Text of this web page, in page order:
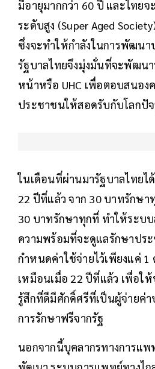
มีอายุมากกว่า 60 ปี และไทยจ
ระดับสูง (Super Aged
ซึ่งจะทำให้กำลังในการพัฒนา
รัฐบาลไทยจึงมุ่งมั่นที่จะพัฒน
หน้าหรือ UHC เพื่อตอบสนอง
ประชาชนให้สอดรับกับโลกปั
ในเดือนที่ผ่านมารัฐบาลไทยไ
22 ปีที่แล้ว จาก 30 บาทรักษา
30 บาทรักษาทุกที่ ทำให้ระบ
ความพร้อมที่จะดูแลรักษาปร
กำหนดค่าใช้จ่ายไว้เพียงแค่ 1
เหมือนเมื่อ 22 ปีที่แล้ว เพื่อใ
รู้สึกที่ดีมีศักดิ์ศรีที่เป็นผู้จ่ายค่า
การรักษาฟรีจากรัฐ
นอกจากนี้บุคลากรทางการแพ